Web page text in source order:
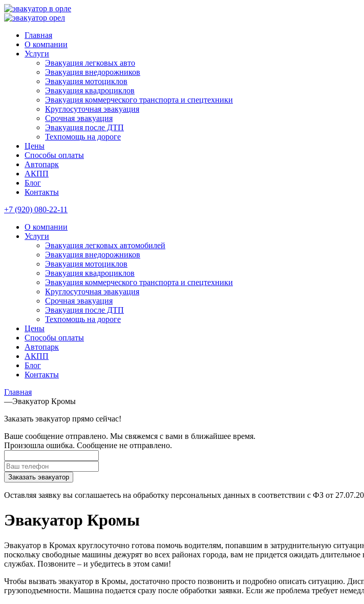
Главная
О компании
Услуги
Эвакуация легковых авто
Эвакуация внедорожников
Эвакуация мотоциклов
Эвакуация квадроциклов
Эвакуация коммерческого транспорта и спецтехники
Круглосуточная эвакуация
Срочная эвакуация
Эвакуация после ДТП
Техпомощь на дороге
Цены
Способы оплаты
Автопарк
АКПП
Блог
Контакты
+7 (920) 080-22-11
О компании
Услуги
Эвакуация легковых автомобилей
Эвакуация внедорожников
Эвакуация мотоциклов
Эвакуация квадроциклов
Эвакуация коммерческого транспорта и спецтехники
Круглосуточная эвакуация
Срочная эвакуация
Эвакуация после ДТП
Техпомощь на дороге
Цены
Способы оплаты
Автопарк
АКПП
Блог
Контакты
Главная
—Эвакуатор Кромы
Заказать эвакуатор прямо сейчас!
Ваше сообщение отправлено. Мы свяжемся с вами в ближайшее время.
Произошла ошибка. Сообщение не отправлено.
Заказать эвакуатор
Оставляя заявку вы соглашаетесь на обработку персональных данных в соответствии с ФЗ от
Эвакуатор Кромы
Эвакуатор в Кромах круглосуточно готова помочь водителям, попавшим в затруднительную
поскольку свободные машины дежурят во всех районах города, вам не придется ожидать
службах. Позвоните – и убедитесь в этом сами!
Чтобы вызвать эвакуатор в Кромы, достаточно просто позвонить и подробно описать ситуацию.
грузоподъемности. Машина подается сразу после обработки заявки. Если же проблема требует